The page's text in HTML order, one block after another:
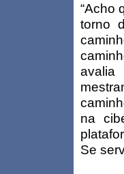
“Acho
torno
na
Se